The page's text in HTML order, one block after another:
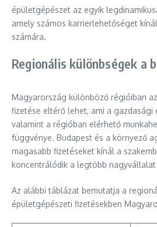
épületgépészet az egyik
amely számos karrierlehetőséget
számára.
Regionális különbségek a
Magyarország különböző régióiban
fizetése eltérő lehet, ami a gazdasági
valamint a régióban elérhető
függvénye. Budapest és a környező
magasabb fizetéseket kínál a
koncentrálódik a legtöbb
Az alábbi táblázat bemutatja a
épületgépészeti fizetésekben